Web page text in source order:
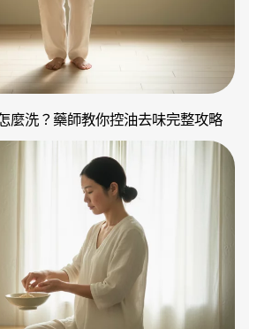
麼洗？藥師教你控油去味完整攻略